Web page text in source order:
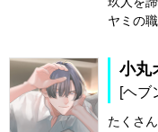
ヤミの
小丸
[ヘブ
たくさ